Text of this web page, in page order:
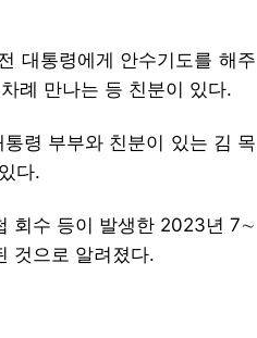
대통령에게 안수기도를 해주
례 만나는 등 친분이 있다.
령 부부와 친분이 있는 김 목
다.
회수 등이 발생한 2023년 7∼
것으로 알려졌다.